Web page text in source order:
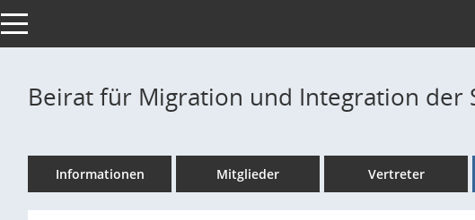
Toggle navigation
Beirat für Migration und Integration der
Informationen Mitglieder Vertreter